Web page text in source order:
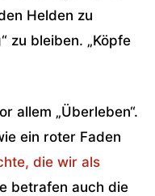
Helden zu
zu bleiben. „Köpfe
allem „Überleben“.
ein roter Faden
die wir als
betrafen auch die